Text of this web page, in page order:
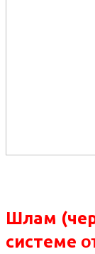
Шлам
системе